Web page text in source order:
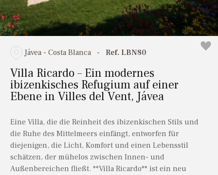
Jávea - Costa Blanca - Ref. LBN80
Villa Ricardo – Ein modernes
ibizenkisches Refugium auf einer
Ebene in Villes del Vent, Jávea
Eine Villa, die die Reinheit des ibizenkischen Stils und
die Ruhe des Mittelmeers einfängt, entworfen für
diejenigen, die Licht, Komfort und einen Lebensstil
schätzen, der mühelos zwischen Innen- und
Außenbereichen fließt. **Villa Ricardo** ist ein neu